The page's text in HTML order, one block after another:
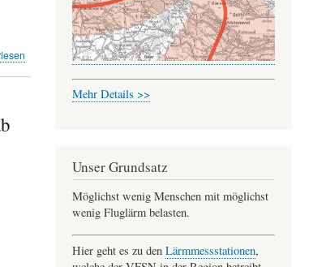
Monatsrückblick
Mehr Details >>
Unser Grundsatz
Möglichst wenig Menschen mit möglichst
wenig Fluglärm belasten.
Hier geht es zu den Lärmmessstationen,